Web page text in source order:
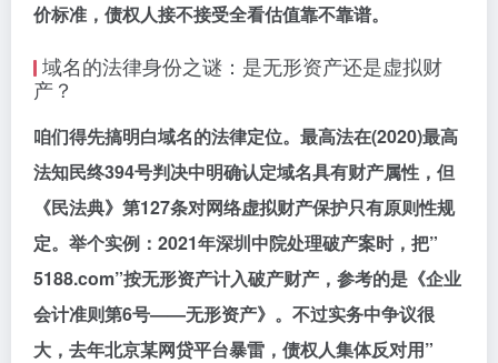
价标准，债权人接不接受全看估值靠不靠谱。
域名的法律身份之谜：是无形资产还是虚拟财
产？
咱们得先搞明白域名的法律定位。最高法在(2020)最高
法知民终394号判决中明确认定域名具有财产属性，但
《民法典》第127条对网络虚拟财产保护只有原则性规
定。举个实例：2021年深圳中院处理破产案时，把”
5188.com”按无形资产计入破产财产，参考的是《企业
会计准则第6号——无形资产》。不过实务中争议很
大，去年北京某网贷平台暴雷，债权人集体反对用”